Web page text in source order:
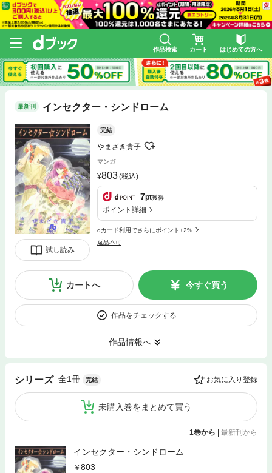
作品検索 カート はじめての方へ
最新刊 インセクター・シンドローム
試し読み
完結
やまざき貴子
マンガ
803(税込)
7pt獲得
ポイント詳細
dカード利用でさらにポイント+2%
返品不可
カートへ 今すぐ買う
作品をチェックする
作品情報へ
シリーズ 全1冊 完結 お気に入り登録
未購入巻をまとめて買う
1巻から | 最新刊から
インセクター・シンドローム
803